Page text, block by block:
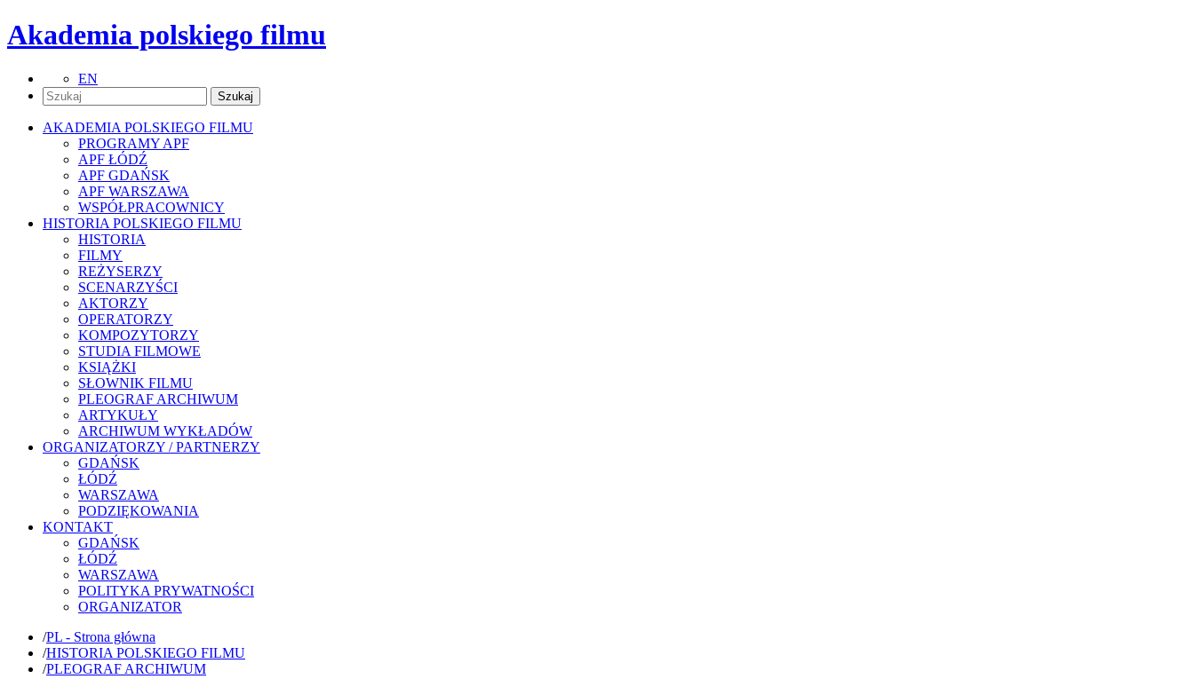
Akademia polskiego filmu
EN
AKADEMIA POLSKIEGO FILMU
PROGRAMY APF
APF ŁÓDŹ
APF GDAŃSK
APF WARSZAWA
WSPÓŁPRACOWNICY
HISTORIA POLSKIEGO FILMU
HISTORIA
FILMY
REŻYSERZY
SCENARZYŚCI
AKTORZY
OPERATORZY
KOMPOZYTORZY
STUDIA FILMOWE
KSIĄŻKI
SŁOWNIK FILMU
PLEOGRAF ARCHIWUM
ARTYKUŁY
ARCHIWUM WYKŁADÓW
ORGANIZATORZY / PARTNERZY
GDAŃSK
ŁÓDŹ
WARSZAWA
PODZIĘKOWANIA
KONTAKT
GDAŃSK
ŁÓDŹ
WARSZAWA
POLITYKA PRYWATNOŚCI
ORGANIZATOR
/PL - Strona główna
/HISTORIA POLSKIEGO FILMU
/PLEOGRAF ARCHIWUM